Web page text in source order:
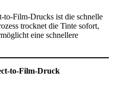
Film-Drucks ist die schnelle
trocknet die Tinte sofort,
eine schnellere
to-Film-Druck